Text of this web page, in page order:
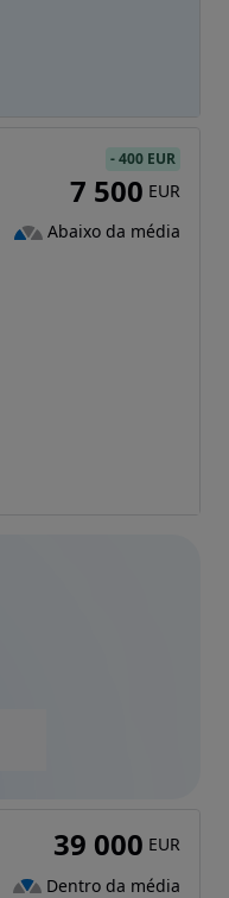
-400 EUR
7 500 EUR
Abaixo da média
39 000 EUR
Dentro da média